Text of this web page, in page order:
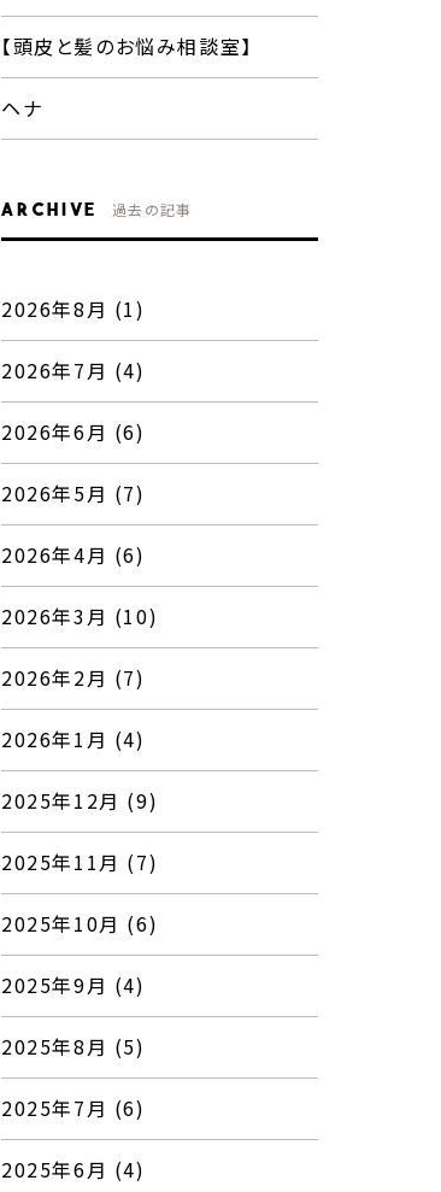
【頭皮と髪のお悩み相談室】
ヘナ
ARCHIVE 過去の記事
2026年8月 (1)
2026年7月 (4)
2026年6月 (6)
2026年5月 (7)
2026年4月 (6)
2026年3月 (10)
2026年2月 (7)
2026年1月 (4)
2025年12月 (9)
2025年11月 (7)
2025年10月 (6)
2025年9月 (4)
2025年8月 (5)
2025年7月 (6)
2025年6月 (4)